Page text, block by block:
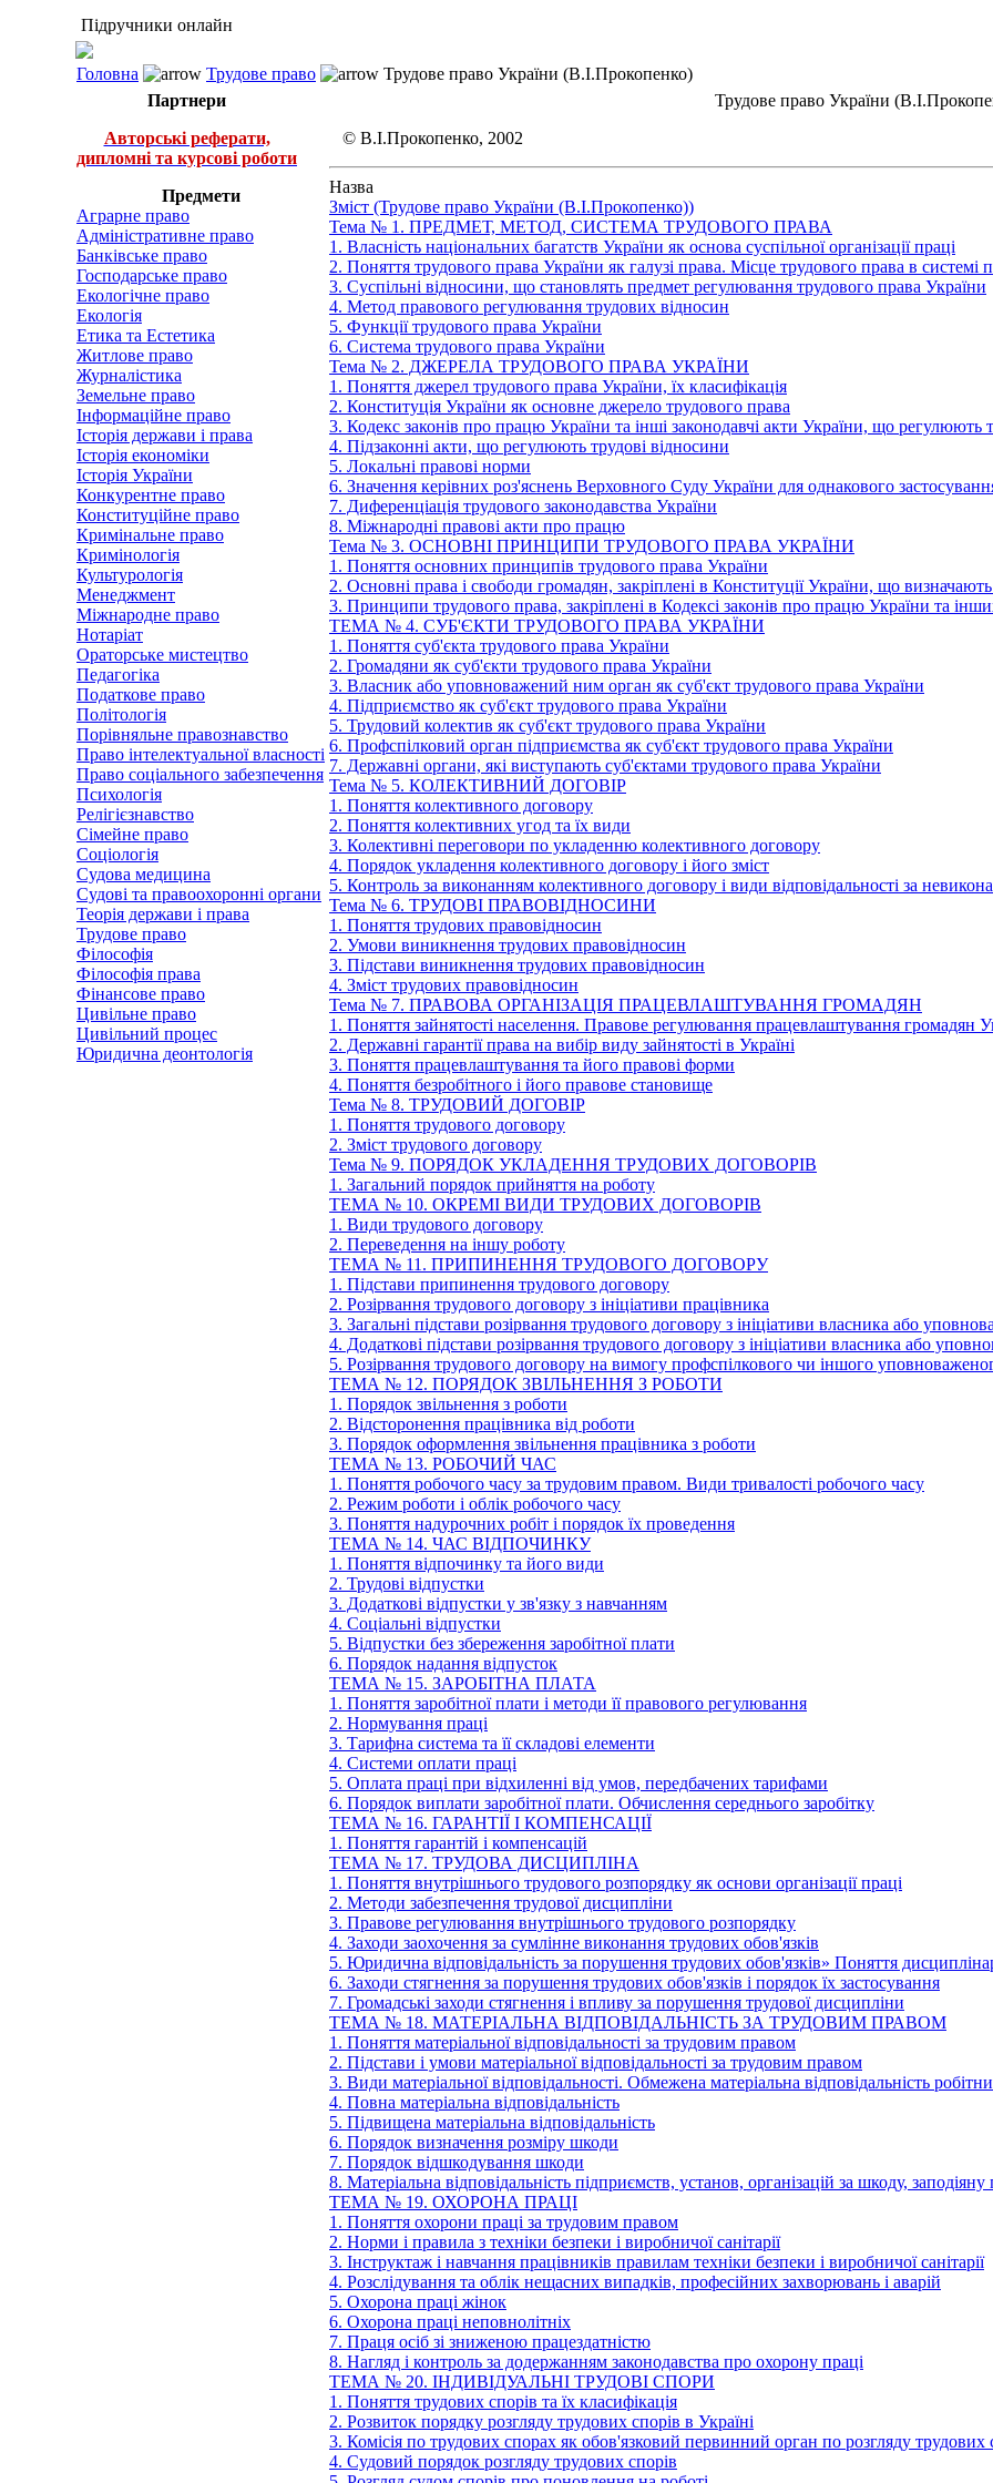
Підручники онлайн
Головна Трудове право
Трудове право України (В.І.Прокопенко)
Партнери
Авторські реферати,
дипломні та курсові роботи
Предмети
Аграрне право
Адміністративне право
Банківське право
Господарське право
Екологічне право
Екологія
Етика та Естетика
Житлове право
Журналістика
Земельне право
Інформаційне право
Історія держави і права
Історія економіки
Історія України
Конкурентне право
Конституційне право
Кримінальне право
Кримінологія
Культурологія
Менеджмент
Міжнародне право
Нотаріат
Ораторське мистецтво
Педагогіка
Податкове право
Політологія
Порівняльне правознавство
Право інтелектуальної власності
Право соціального забезпечення
Психологія
Релігієзнавство
Сімейне право
Соціологія
Судова медицина
Судові та правоохоронні органи
Теорія держави і права
Трудове право
Філософія
Філософія права
Фінансове право
Цивільне право
Цивільний процес
Юридична деонтологія
Трудове право України
© В.І.Прокопенко, 2002
Назва
Зміст (Трудове право України (В.І.Прокопенко))
Тема № 1. ПРЕДМЕТ, МЕТОД, СИСТЕМА ТРУДОВОГО ПРАВА
1. Власність національних багатств України як основа суспільної організації праці
2. Поняття трудового права України як галузі права. Місце трудового права в системі
3. Суспільні відносини, що становлять предмет регулювання трудового права України
4. Метод правового регулювання трудових відносин
5. Функції трудового права України
6. Система трудового права України
Тема № 2. ДЖЕРЕЛА ТРУДОВОГО ПРАВА УКРАЇНИ
1. Поняття джерел трудового права України, їх класифікація
2. Конституція України як основне джерело трудового права
3. Кодекс законів про працю України та інші законодавчі акти України, що регулюють
4. Підзаконні акти, що регулюють трудові відносини
5. Локальні правові норми
6. Значення керівних роз'яснень Верховного Суду України для однакового
7. Диференціація трудового законодавства України
8. Міжнародні правові акти про працю
Тема № 3. ОСНОВНІ ПРИНЦИПИ ТРУДОВОГО ПРАВА УКРАЇНИ
1. Поняття основних принципів трудового права України
2. Основні права і свободи громадян, закріплені в Конституції України, що
3. Принципи трудового права, закріплені в Кодексі законів про працю України та
ТЕМА № 4. СУБ'ЄКТИ ТРУДОВОГО ПРАВА УКРАЇНИ
1. Поняття суб'єкта трудового права України
2. Громадяни як суб'єкти трудового права України
3. Власник або уповноважений ним орган як суб'єкт трудового права України
4. Підприємство як суб'єкт трудового права України
5. Трудовий колектив як суб'єкт трудового права України
6. Профспілковий орган підприємства як суб'єкт трудового права України
7. Державні органи, які виступають суб'єктами трудового права України
Тема № 5. КОЛЕКТИВНИЙ ДОГОВІР
1. Поняття колективного договору
2. Поняття колективних угод та їх види
3. Колективні переговори по укладенню колективного договору
4. Порядок укладення колективного договору і його зміст
5. Контроль за виконанням колективного договору і види відповідальності за
Тема № 6. ТРУДОВІ ПРАВОВІДНОСИНИ
1. Поняття трудових правовідносин
2. Умови виникнення трудових правовідносин
3. Підстави виникнення трудових правовідносин
4. Зміст трудових правовідносин
Тема № 7. ПРАВОВА ОРГАНІЗАЦІЯ ПРАЦЕВЛАШТУВАННЯ ГРОМАДЯН
1. Поняття зайнятості населення. Правове регулювання працевлаштування громадян
2. Державні гарантії права на вибір виду зайнятості в Україні
3. Поняття працевлаштування та його правові форми
4. Поняття безробітного і його правове становище
Тема № 8. ТРУДОВИЙ ДОГОВІР
1. Поняття трудового договору
2. Зміст трудового договору
Тема № 9. ПОРЯДОК УКЛАДЕННЯ ТРУДОВИХ ДОГОВОРІВ
1. Загальний порядок прийняття на роботу
ТЕМА № 10. ОКРЕМІ ВИДИ ТРУДОВИХ ДОГОВОРІВ
1. Види трудового договору
2. Переведення на іншу роботу
ТЕМА № 11. ПРИПИНЕННЯ ТРУДОВОГО ДОГОВОРУ
1. Підстави припинення трудового договору
2. Розірвання трудового договору з ініціативи працівника
3. Загальні підстави розірвання трудового договору з ініціативи власника або
4. Додаткові підстави розірвання трудового договору з ініціативи власника або
5. Розірвання трудового договору на вимогу профспілкового чи іншого
ТЕМА № 12. ПОРЯДОК ЗВІЛЬНЕННЯ З РОБОТИ
1. Порядок звільнення з роботи
2. Відсторонення працівника від роботи
3. Порядок оформлення звільнення працівника з роботи
ТЕМА № 13. РОБОЧИЙ ЧАС
1. Поняття робочого часу за трудовим правом. Види тривалості робочого часу
2. Режим роботи і облік робочого часу
3. Поняття надурочних робіт і порядок їх проведення
ТЕМА № 14. ЧАС ВІДПОЧИНКУ
1. Поняття відпочинку та його види
2. Трудові відпустки
3. Додаткові відпустки у зв'язку з навчанням
4. Соціальні відпустки
5. Відпустки без збереження заробітної плати
6. Порядок надання відпусток
ТЕМА № 15. ЗАРОБІТНА ПЛАТА
1. Поняття заробітної плати і методи її правового регулювання
2. Нормування праці
3. Тарифна система та її складові елементи
4. Системи оплати праці
5. Оплата праці при відхиленні від умов, передбачених тарифами
6. Порядок виплати заробітної плати. Обчислення середнього заробітку
ТЕМА № 16. ГАРАНТІЇ І КОМПЕНСАЦІЇ
1. Поняття гарантій і компенсацій
ТЕМА № 17. ТРУДОВА ДИСЦИПЛІНА
1. Поняття внутрішнього трудового розпорядку як основи організації праці
2. Методи забезпечення трудової дисципліни
3. Правове регулювання внутрішнього трудового розпорядку
4. Заходи заохочення за сумлінне виконання трудових обов'язків
5. Юридична відповідальність за порушення трудових обов'язків» Поняття
6. Заходи стягнення за порушення трудових обов'язків і порядок їх застосування
7. Громадські заходи стягнення і впливу за порушення трудової дисципліни
ТЕМА № 18. МАТЕРІАЛЬНА ВІДПОВІДАЛЬНІСТЬ ЗА ТРУДОВИМ ПРАВОМ
1. Поняття матеріальної відповідальності за трудовим правом
2. Підстави і умови матеріальної відповідальності за трудовим правом
3. Види матеріальної відповідальності. Обмежена матеріальна відповідальність
4. Повна матеріальна відповідальність
5. Підвищена матеріальна відповідальність
6. Порядок визначення розміру шкоди
7. Порядок відшкодування шкоди
8. Матеріальна відповідальність підприємств, установ, організацій за шкоду,
ТЕМА № 19. ОХОРОНА ПРАЦІ
1. Поняття охорони праці за трудовим правом
2. Норми і правила з техніки безпеки і виробничої санітарії
3. Інструктаж і навчання працівників правилам техніки безпеки і виробничої санітарії
4. Розслідування та облік нещасних випадків, професійних захворювань і аварій
5. Охорона праці жінок
6. Охорона праці неповнолітніх
7. Праця осіб зі зниженою працездатністю
8. Нагляд і контроль за додержанням законодавства про охорону праці
ТЕМА № 20. ІНДИВІДУАЛЬНІ ТРУДОВІ СПОРИ
1. Поняття трудових спорів та їх класифікація
2. Розвиток порядку розгляду трудових спорів в Україні
3. Комісія по трудових спорах як обов'язковий первинний орган по розгляду трудових
4. Судовий порядок розгляду трудових спорів